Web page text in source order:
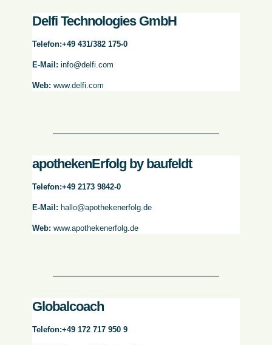
Delfi Technologies GmbH
Telefon:+49 431/382 175-0
E-Mail: info@delfi.com
Web: www.delfi.com
apothekenErfolg by baufeldt
Telefon:+49 2173 9842-0
E-Mail: hallo@apothekenerfolg.de
Web: www.apothekenerfolg.de
Globalcoach
Telefon:+49 172 717 950 9